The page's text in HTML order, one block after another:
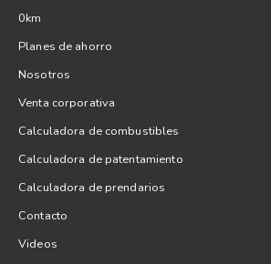
0km
Planes de ahorro
Nosotros
Venta corporativa
Calculadora de combustibles
Calculadora de patentamiento
Calculadora de prendarios
Contacto
Videos